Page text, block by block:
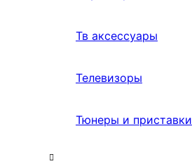
Тв аксессуары
Телевизоры
Тюнеры и приставки